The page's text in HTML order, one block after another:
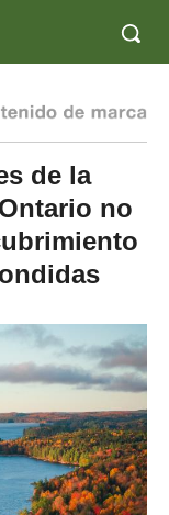
de la
no